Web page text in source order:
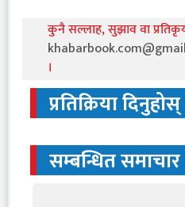
कुनै सल्लाह, सुझाव वा
।
प्रतिक्रिया दिनुहोस्
सम्बन्धित समाचार